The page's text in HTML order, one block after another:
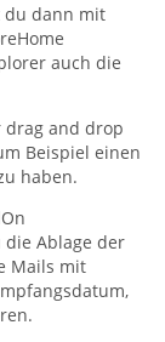
du dann mit
auch die
drag and drop
Beispiel einen
haben.
die Ablage der
Mails mit